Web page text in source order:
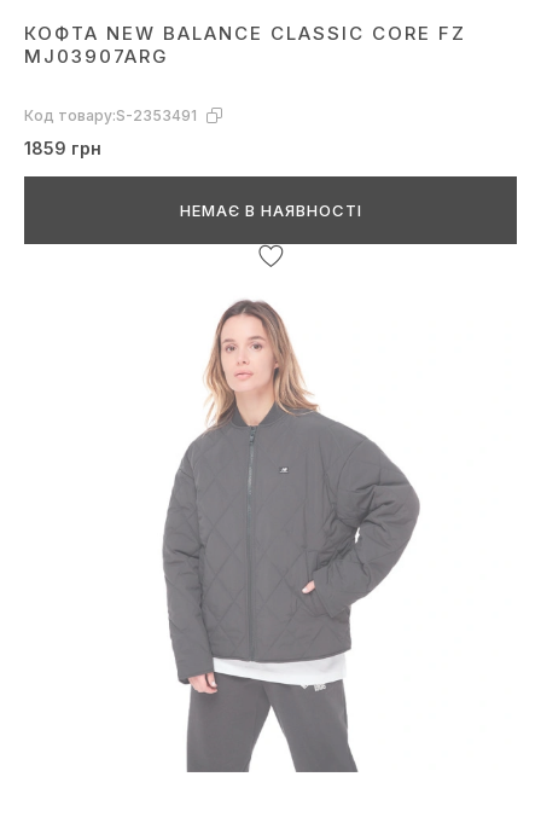
КОФТА NEW BALANCE CLASSIC CORE FZ
MJ03907ARG
Код товару:S-2353491
1859 грн
НЕМАЄ В НАЯВНОСТІ